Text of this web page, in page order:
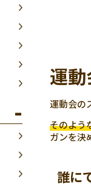
運
運動会の
そのよう
ガンを決
誰に